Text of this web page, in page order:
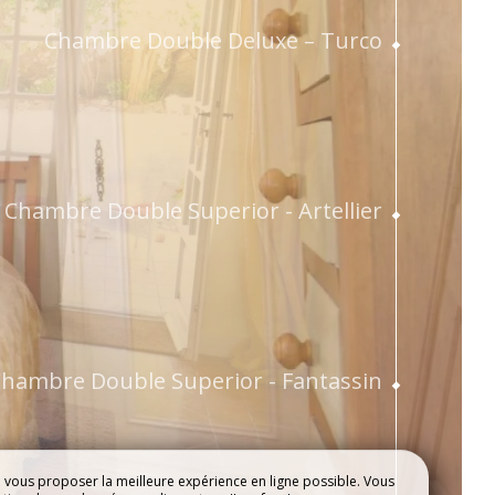
Chambre Double Deluxe – Turco
Chambre Double Superior - Artellier
Double Superior - Fantassin
proposer la meilleure expérience en ligne possible. Vous